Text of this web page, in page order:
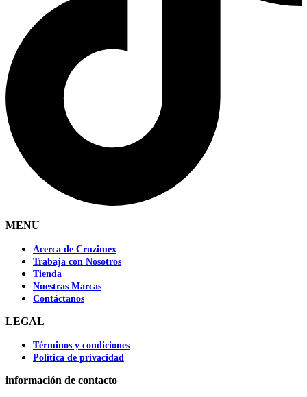
MENU
Acerca de Cruzimex
Trabaja con Nosotros
Tienda
Nuestras Marcas
Contáctanos
LEGAL
Términos y condiciones
Política de privacidad
información de contacto